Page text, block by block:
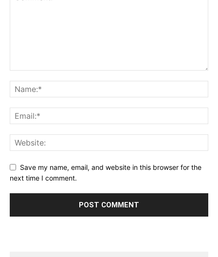
Save my name, email, and website in this browser for the
next time I comment.